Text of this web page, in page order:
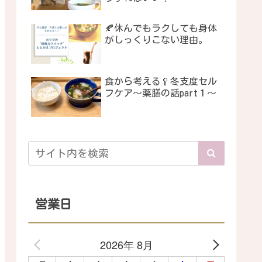
🍂休んでもラクしても身体
がしっくりこない理由。
食から考える🥄冬支度セル
フケア〜薬膳の話part１〜
営業日
2026年 8月